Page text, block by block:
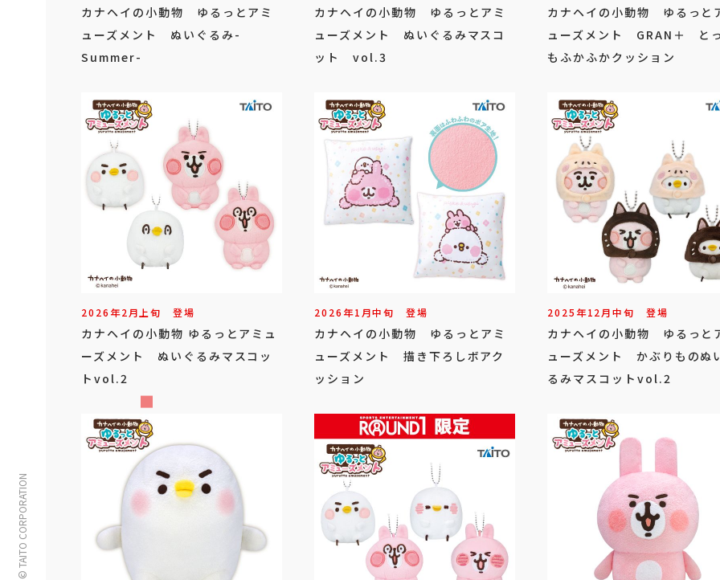
© TAITO CORPORATION
カナヘイの小動物 ゆるっとアミ
ューズメント ぬいぐるみ-
Summer-
カナヘイの小動物 ゆるっとアミ
ューズメント ぬいぐるみマスコ
ット vol.3
カナヘイの小動物 ゆるっと
ューズメント GRAN＋ と
もふかふかクッション
2026年2月上旬 登場
カナヘイの小動物 ゆるっとアミュ
ーズメント ぬいぐるみマスコッ
トvol.2
2026年1月中旬 登場
カナヘイの小動物 ゆるっとアミ
ューズメント 描き下ろしボアク
ッション
2025年12月中旬 登場
カナヘイの小動物 ゆるっと
ューズメント かぶりものぬ
るみマスコットvol.2